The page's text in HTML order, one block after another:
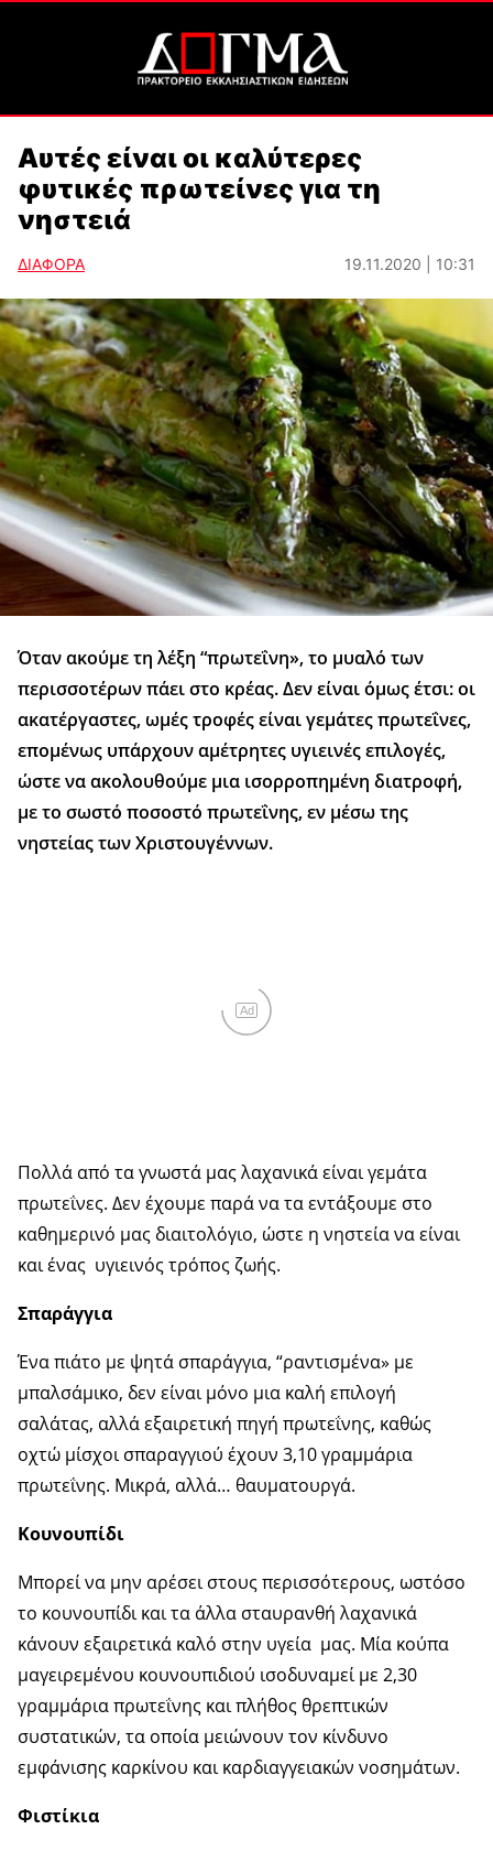
Αυτές είναι οι καλύτερες
φυτικές πρωτείνες για τη
νηστειά
ΔΙΑΦΟΡΑ 19.11.2020 | 10:31
Όταν ακούμε τη λέξη “πρωτεΐνη», το μυαλό των
περισσοτέρων πάει στο κρέας. Δεν είναι όμως έτσι: οι
ακατέργαστες, ωμές τροφές είναι γεμάτες πρωτεΐνες,
επομένως υπάρχουν αμέτρητες υγιεινές επιλογές,
ώστε να ακολουθούμε μια ισορροπημένη διατροφή,
με το σωστό ποσοστό πρωτεΐνης, εν μέσω της
νηστείας των Χριστουγέννων.
Ad
Πολλά από τα γνωστά μας λαχανικά είναι γεμάτα
πρωτεΐνες. Δεν έχουμε παρά να τα εντάξουμε στο
καθημερινό μας διαιτολόγιο, ώστε η νηστεία να είναι
και ένας υγιεινός τρόπος ζωής.
Σπαράγγια
Ένα πιάτο με ψητά σπαράγγια, “ραντισμένα» με
μπαλσάμικο, δεν είναι μόνο μια καλή επιλογή
σαλάτας, αλλά εξαιρετική πηγή πρωτεΐνης, καθώς
οχτώ μίσχοι σπαραγγιού έχουν 3,10 γραμμάρια
πρωτεΐνης. Μικρά, αλλά… θαυματουργά.
Κουνουπίδι
Μπορεί να μην αρέσει στους περισσότερους, ωστόσο
το κουνουπίδι και τα άλλα σταυρανθή λαχανικά
κάνουν εξαιρετικά καλό στην υγεία μας. Μία κούπα
μαγειρεμένου κουνουπιδιού ισοδυναμεί με 2,30
γραμμάρια πρωτεΐνης και πλήθος θρεπτικών
συστατικών, τα οποία μειώνουν τον κίνδυνο
εμφάνισης καρκίνου και καρδιαγγειακών νοσημάτων.
Φιστίκια